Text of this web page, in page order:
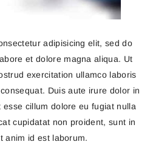
adipisicing elit, sed do
et dolore magna aliqua. Ut
exercitation ullamco laboris
Duis aute irure dolor in
cillum dolore eu fugiat nulla
cupidatat non proident, sunt in
anim id est laborum.